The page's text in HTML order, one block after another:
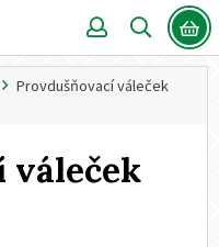
Provdušňovací váleček
váleček